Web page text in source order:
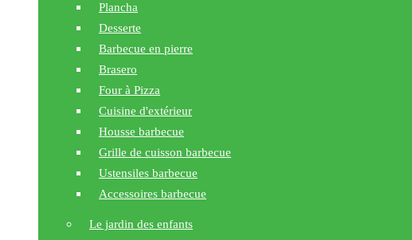
Plancha
Desserte
Barbecue en pierre
Brasero
Four à Pizza
Cuisine d'extérieur
Housse barbecue
Grille de cuisson barbecue
Ustensiles barbecue
Accessoires barbecue
Le jardin des enfants